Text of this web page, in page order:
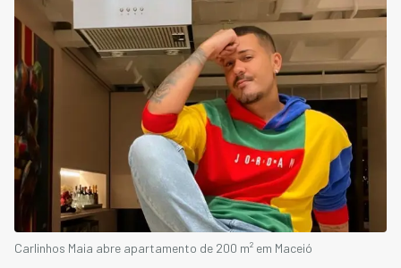
Carlinhos Maia abre apartamento de 200 m² em Maceió